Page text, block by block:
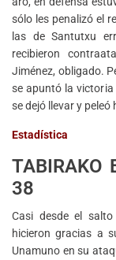
sólo les penalizó el
las de Santutxu
recibieron
Jiménez, obligado.
se apuntó la victoria
se dejó llevar y peleó
Estadística
TABIRAKO
38
Casi desde el
hicieron gracias a
Unamuno en su